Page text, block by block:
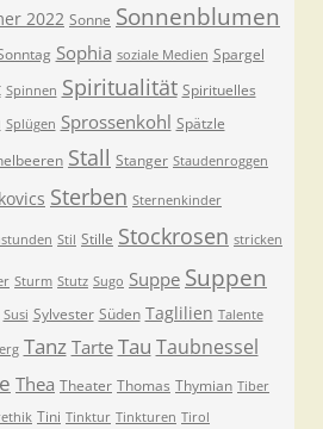
2022 Sonne Sonnenblumen
Sophia soziale Medien Spargel
Spinnen Spiritualität Spirituelles
Splügen Sprossenkohl Spätzle
Stall Stanger Staudenroggen
Sterben Sternenkinder
Stil Stille Stockrosen stricken
Sturm Stutz Sugo Suppe Suppen
Susi Sylvester Süden Taglilien Talente
Tanz Tarte Tau Taubnessel
Thea Theater Thomas Thymian Tiber
Tini Tinktur Tinkturen Tirol